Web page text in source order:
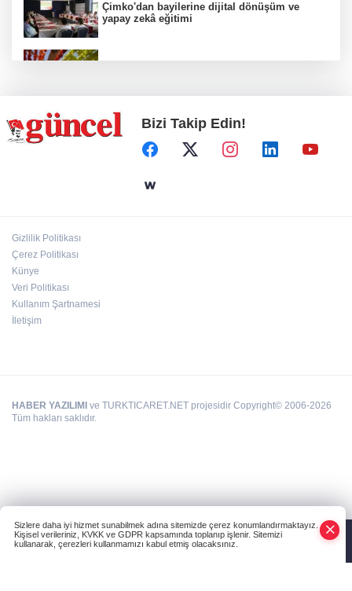
Çimko'dan bayilerine dijital dönüşüm ve
yapay zekâ eğitimi
Hamileler denize veya havuza girebilir mi?
Bizi Takip Edin!
Gizlilik Politikası
Çerez Politikası
Künye
Veri Politikası
Kullanım Şartnamesi
İletişim
HABER YAZILIMI ve TURKTICARET.NET projesidir Copyright© 2006-2026
Tüm hakları saklıdır.
Sizlere daha iyi hizmet sunabilmek adına sitemizde çerez konumlandırmaktayız.
Kişisel verileriniz, KVKK ve GDPR kapsamında toplanıp işlenir. Sitemizi
kullanarak, çerezleri kullanmamızı kabul etmiş olacaksınız.